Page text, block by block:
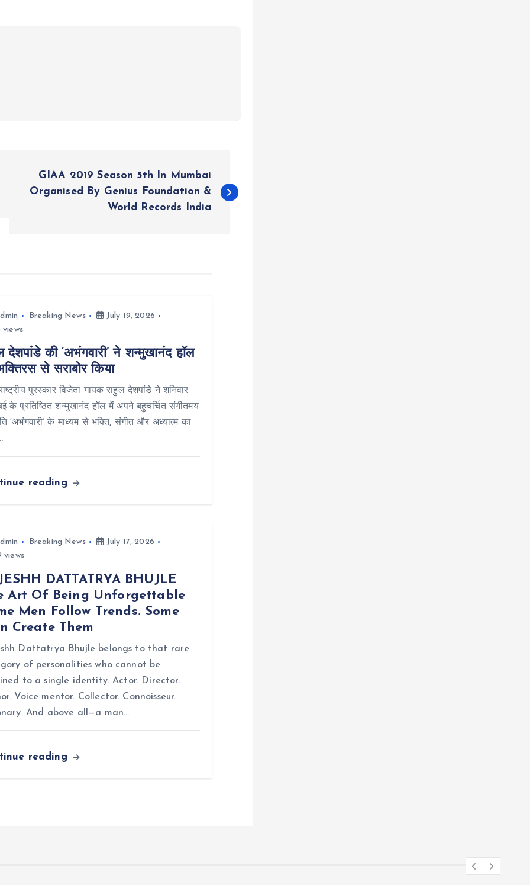
GIAA 2019 Season 5th In Mumbai
Organised By Genius Foundation &
World Records India
Breaking News
July 19, 2026
views
देशपांडे की ‘अभंगवारी’ ने शन्मुखानंद हॉल
से सराबोर किया
पुरस्कार विजेता गायक राहुल देशपांडे ने शनिवार
के प्रतिष्ठित शन्मुखानंद हॉल में अपने बहुचर्चित संगीतमय
‘अभंगवारी’ के माध्यम से भक्ति, संगीत और अध्यात्म का
reading
Breaking News
July 17, 2026
views
DATTATRYA BHUJLE
Art Of Being Unforgettable
Men Follow Trends. Some
Create Them
Dattatrya Bhujle belongs to that rare
of personalities who cannot be
to a single identity. Actor. Director.
Voice mentor. Collector. Connoisseur.
And above all—a man…
reading